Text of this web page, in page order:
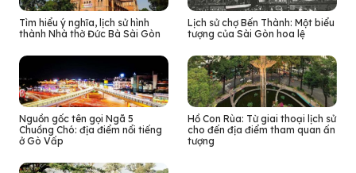
Tìm hiểu ý nghĩa, lịch sử hình
thành Nhà thờ Đức Bà Sài Gòn
Lịch sử chợ Bến Thành: Một biểu
tượng của Sài Gòn hoa lệ
Nguồn gốc tên gọi Ngã 5
Chuồng Chó: địa điểm nổi tiếng
ở Gò Vấp
Hồ Con Rùa: Từ giai thoại lịch sử
cho đến địa điểm tham quan ấn
tượng